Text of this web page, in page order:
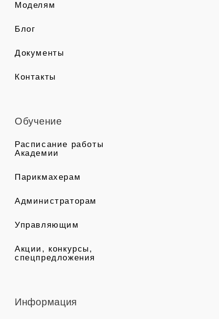
Моделям
Блог
Документы
Контакты
Обучение
Расписание работы
Академии
Парикмахерам
Администраторам
Управляющим
Акции, конкурсы,
спецпредложения
Информация